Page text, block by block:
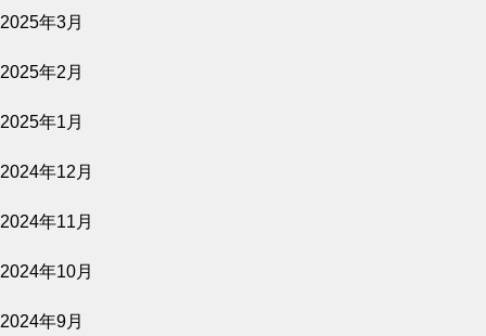
きれっぱしの愛
バナ穴 BANA＿ANA
2025年3月
2025年2月
2025年1月
2024年12月
2024年11月
2024年10月
2024年9月